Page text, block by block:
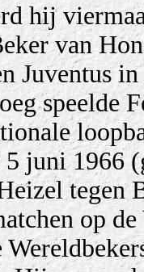
hij
van
Juventus
speelde
5 juni 1966
op